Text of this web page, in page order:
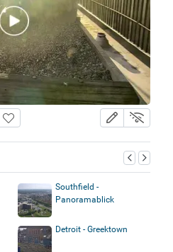
Southfield -
Panoramablick
Detroit - Greektown